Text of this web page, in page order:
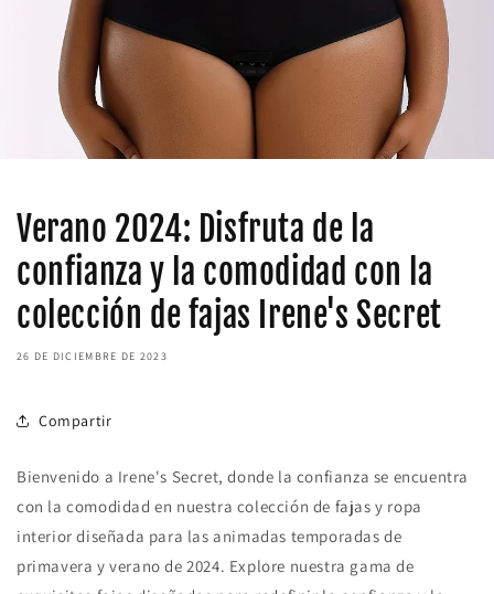
Verano 2024: Disfruta de la
confianza y la comodidad con la
colección de fajas Irene's Secret
26 DE DICIEMBRE DE 2023
Compartir
Bienvenido a Irene's Secret, donde la confianza se encuentra
con la comodidad en nuestra colección de fajas y ropa
interior diseñada para las animadas temporadas de
primavera y verano de 2024. Explore nuestra gama de